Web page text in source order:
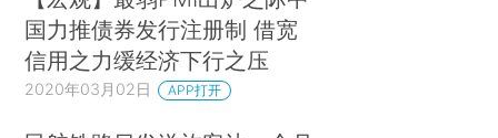
国力推债券发行注册制 借宽
信用之力缓经济下行之压
2020年03月02日 APP打开